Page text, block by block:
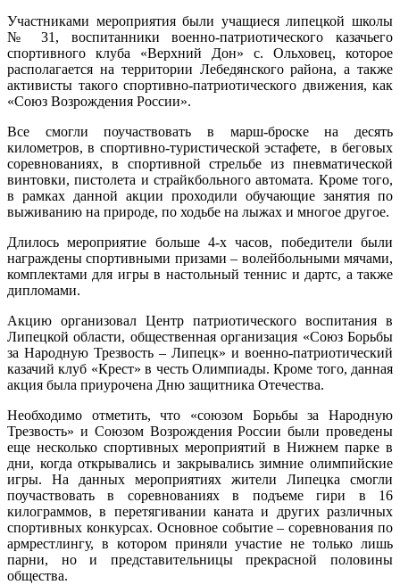
Участниками мероприятия были учащиеся липецкой школы
№ 31, воспитанники военно-патриотического казачьего
спортивного клуба «Верхний Дон» с. Ольховец, которое
располагается на территории Лебедянского района, а также
активисты такого спортивно-патриотического движения, как
«Союз Возрождения России».
Все смогли поучаствовать в марш-броске на десять
километров, в спортивно-туристической эстафете, в беговых
соревнованиях, в спортивной стрельбе из пневматической
винтовки, пистолета и страйкбольного автомата. Кроме того,
в рамках данной акции проходили обучающие занятия по
выживанию на природе, по ходьбе на лыжах и многое другое.
Длилось мероприятие больше 4-х часов, победители были
награждены спортивными призами – волейбольными мячами,
комплектами для игры в настольный теннис и дартс, а также
дипломами.
Акцию организовал Центр патриотического воспитания в
Липецкой области, общественная организация «Союз Борьбы
за Народную Трезвость – Липецк» и военно-патриотический
казачий клуб «Крест» в честь Олимпиады. Кроме того, данная
акция была приурочена Дню защитника Отечества.
Необходимо отметить, что «союзом Борьбы за Народную
Трезвость» и Союзом Возрождения России были проведены
еще несколько спортивных мероприятий в Нижнем парке в
дни, когда открывались и закрывались зимние олимпийские
игры. На данных мероприятиях жители Липецка смогли
поучаствовать в соревнованиях в подъеме гири в 16
килограммов, в перетягивании каната и других различных
спортивных конкурсах. Основное событие – соревнования по
армрестлингу, в котором приняли участие не только лишь
парни, но и представительницы прекрасной половины
общества.